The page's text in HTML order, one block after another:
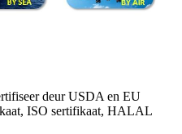
deur USDA en EU
ISO sertifikaat, HALAL